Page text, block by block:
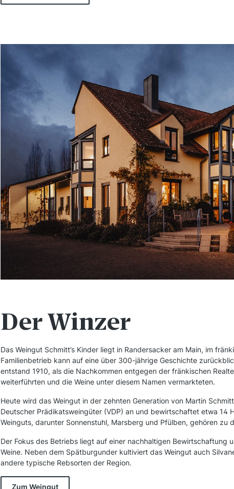
Der Winzer
Das Weingut Schmitt’s Kinder liegt in Randersacker am Main, im
Familienbetrieb kann auf eine über 300-jährige Geschichte
entstand 1910, als die Nachkommen entgegen der fränkischen
weiterführten und die Weine unter diesem Namen vermarkteten.
Heute wird das Weingut in der zehnten Generation von Martin
Deutscher Prädikatsweingüter (VDP) an und bewirtschaftet etwa 14
Weinguts, darunter Sonnenstuhl, Marsberg und Pfülben, gehören zu
Der Fokus des Betriebs liegt auf einer nachhaltigen Bewirtschaftung
Weine. Neben dem Spätburgunder kultiviert das Weingut auch
andere typische Rebsorten der Region.
Zum Weingut